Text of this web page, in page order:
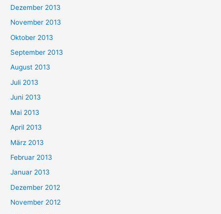
Dezember 2013
November 2013
Oktober 2013
September 2013
August 2013
Juli 2013
Juni 2013
Mai 2013
April 2013
März 2013
Februar 2013
Januar 2013
Dezember 2012
November 2012